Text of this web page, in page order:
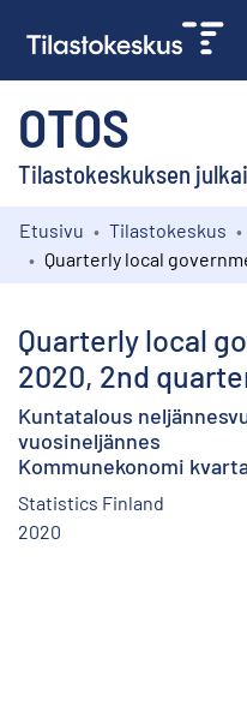
OTOS
Tilastokeskuksen
Kokoelmat
Etusivu Tilastokeskus
Quarterly local
2020, 2nd
Kuntatalous
vuosineljännes
Kommunekonomi
Statistics Finland
2020